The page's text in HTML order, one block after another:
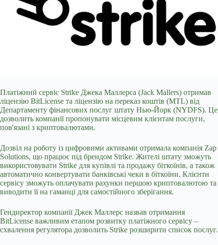
Платіжний сервіс Strike Джека Маллерса (Jack Mallers) отримав
ліцензію BitLicense та ліцензію на переказ коштів (MTL) від
Департаменту фінансових послуг штату Нью-Йорк (NYDFS). Це
дозволить компанії пропонувати місцевим клієнтам послуги,
пов'язані з криптовалютами.
Дозвіл на роботу із цифровими активами отримала компанія Zap
Solutions, що працює під брендом Strike. Жителі штату зможуть
використовувати Strike для купівлі та продажу біткоїнів, а також
автоматично конвертувати банківські чеки в біткоїни. Клієнти
сервісу зможуть оплачувати рахунки першою криптовалютою та
виводити її на гаманці для самостійного зберігання.
Гендиректор компанії Джек Маллерс назвав отримання
BitLicense важливим етапом розвитку платіжного сервісу –
схвалення регулятора дозволить Strike розширити список послуг.